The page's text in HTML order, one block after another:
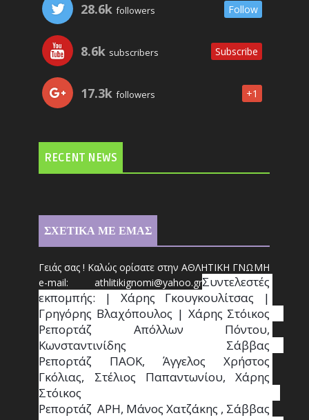
28.6k followers Follow
8.6k subscribers Subscribe
17.3k followers +1
RECENT NEWS
ΣΧΕΤΙΚΑ ΜΕ ΕΜΑΣ
Γειάς σας ! Καλώς ορίσατε στην ΑΘΛΗΤΙΚΗ ΓΝΩΜΗ
e-mail: athlitikignomi@yahoo.grΣυντελεστές
εκπομπής: | Χάρης Γκουγκουλίτσας |
Γρηγόρης Βλαχόπουλος | Χάρης Στόικος
Ρεπορτάζ Απόλλων Πόντου,
Κωνσταντινίδης   Σάββας
Ρεπορτάζ ΠΑΟΚ, Άγγελος Χρήστος
Γκόλιας, Στέλιος Παπαντωνίου, Χάρης
Στόικος
Ρεπορτάζ  ΑΡΗ, Μάνος Χατζάκης , Σάββας